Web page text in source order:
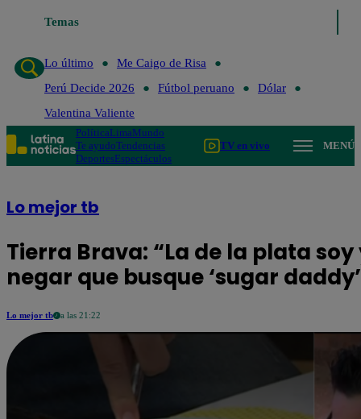
Temas
de Risa Perú Decide 2026
Lo último
Me Caigo de Risa
Perú Decide 2026
Fútbol peruano
Dólar
Valentina Valiente
PolíticaLimaMundo
Te ayudoTendencias
DeportesEspectáculos
TV en vivo MENÚ
Lo mejor tb
Tierra Brava: “La de la plata
negar que busque ‘sugar daddy’
Lo mejor tb a las 21:22